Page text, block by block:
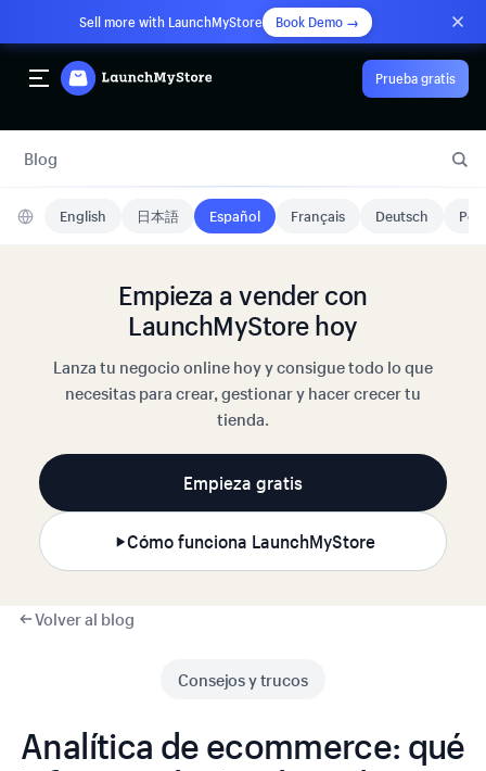
Sell more with LaunchMyStore Book Demo →
Prueba gratis
Blog
English 日本語 Español Français Deutsch
Empieza a vender con
LaunchMyStore hoy
Lanza tu negocio online hoy y consigue todo lo que
necesitas para crear, gestionar y hacer crecer tu
tienda.
Empieza gratis
Cómo funciona LaunchMyStore
Volver al blog
Consejos y trucos
Analítica de ecommerce: qué